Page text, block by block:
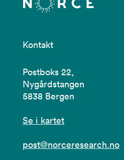
Kontakt
Postboks 22,
Nygårdstangen
5838 Bergen
Se i kartet
post@norceresearch.no